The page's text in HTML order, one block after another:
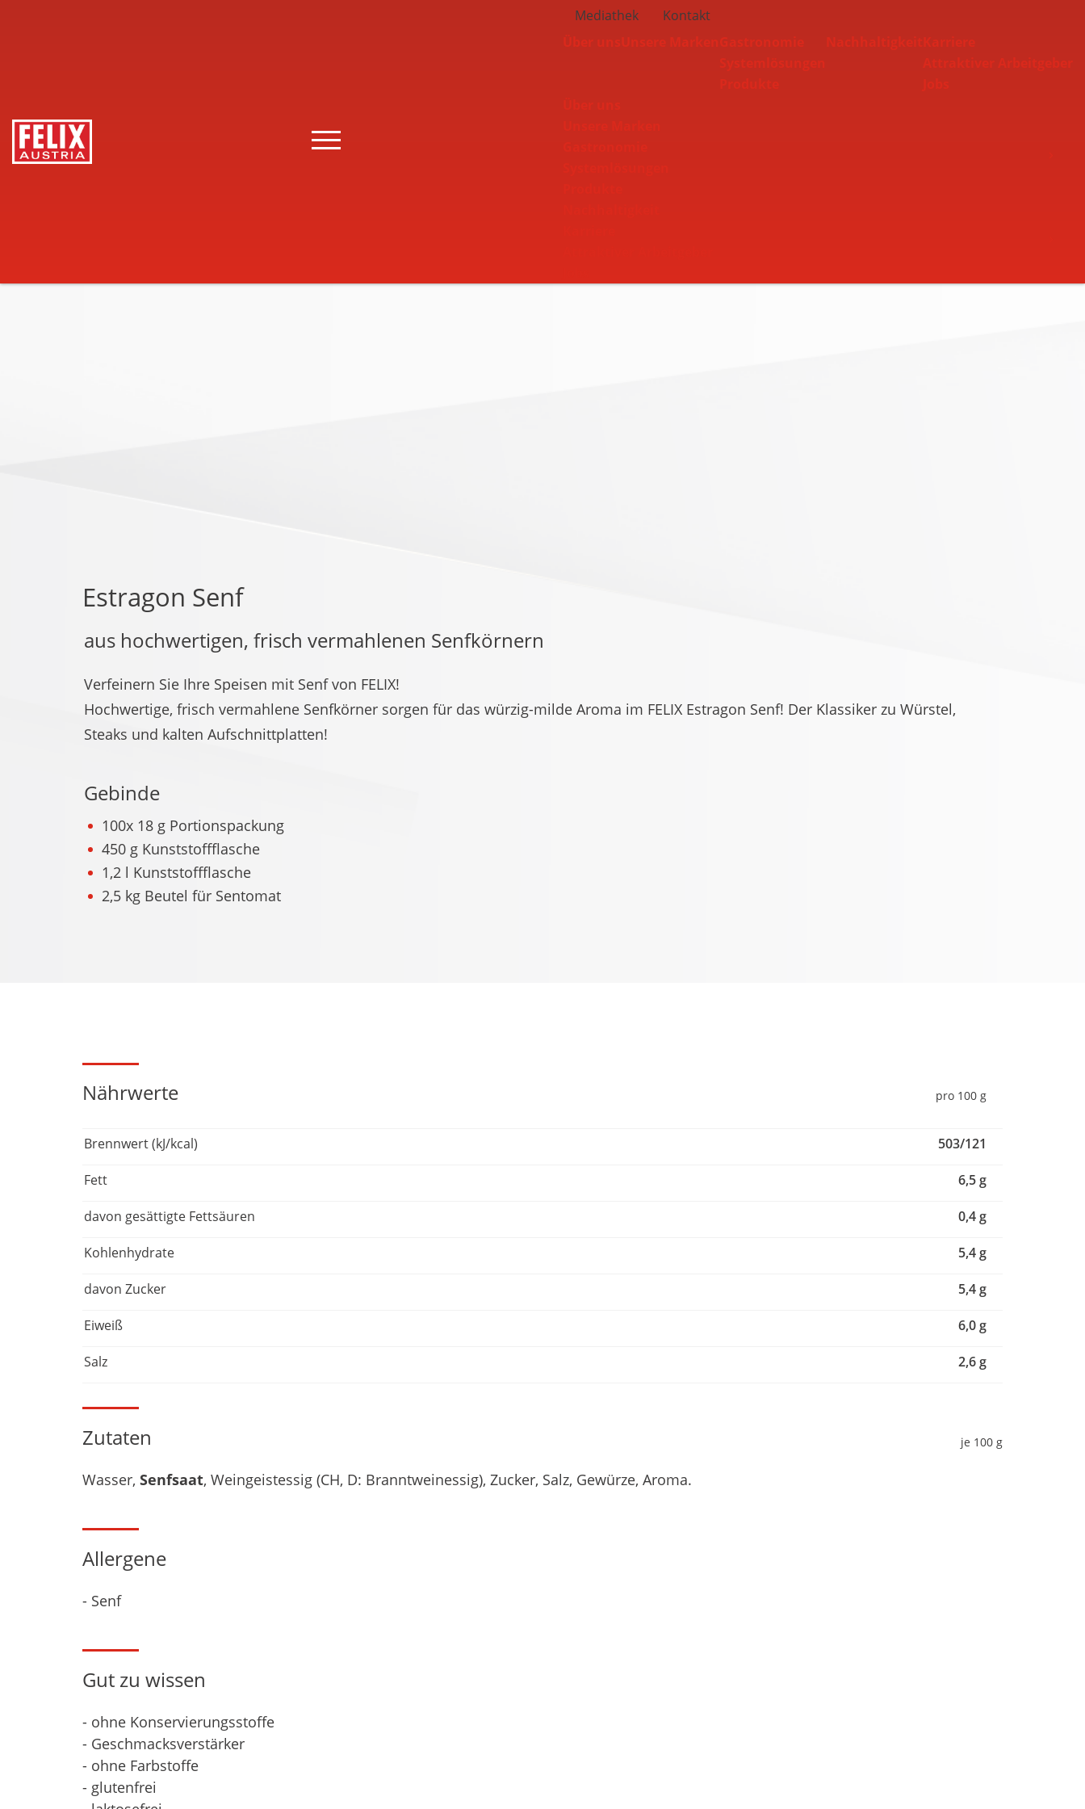
Toggle Navbar
Mediathek
Kontakt
Über unsUnsere MarkenGastronomie
Systemlösungen
Produkte
NachhaltigkeitKarriere
Attraktiver Arbeitgeber
Jobs
Estragon Senf
aus hochwertigen, frisch vermahlenen Senfkörnern
Verfeinern Sie Ihre Speisen mit Senf von FELIX!
Hochwertige, frisch vermahlene Senfkörner sorgen für das würzig-milde Aroma im FELIX Estragon Senf! Der Klassiker zu Würstel,
Steaks und kalten Aufschnittplatten!
Gebinde
100x 18 g Portionspackung
450 g Kunststoffflasche
1,2 l Kunststoffflasche
2,5 kg Beutel für Sentomat
Nährwerte pro 100 g
Brennwert (kJ/kcal) 503/121
Fett 6,5 g
davon gesättigte Fettsäuren 0,4 g
Kohlenhydrate 5,4 g
davon Zucker 5,4 g
Eiweiß 6,0 g
Salz 2,6 g
Zutaten je 100 g
Wasser, Senfsaat, Weingeistessig (CH, D: Branntweinessig), Zucker, Salz, Gewürze, Aroma.
Allergene
- Senf
Gut zu wissen
- ohne Konservierungsstoffe
- Geschmacksverstärker
- ohne Farbstoffe
- glutenfrei